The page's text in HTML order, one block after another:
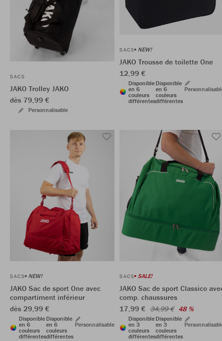
SACS
JAKO Trolley JAKO
dès 79,99 €
Personnalisable
SACS NEW!
JAKO Trousse de toilette One
12,99 €
Disponible
en 6
couleurs
différentes
Disponible
en 6
couleurs
différentes
SACS NEW!
JAKO Sac de sport One avec
compartiment inférieur
dès 29,99 €
Disponible
en 6
couleurs
différentes
Disponible
en 6
couleurs
différentes
Personnalisable
SACS SALE!
JAKO Sac de sport Classico
comp. chaussures
17,99 € 34,99 € 48 %
Disponible
en 3
couleurs
différentes
Disponible
en 3
couleurs
différentes